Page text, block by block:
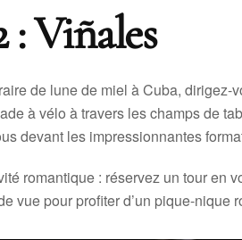
: Viñales
de lune de miel à Cuba,
à vélo à travers les champs de
devant les impressionnantes
romantique : réservez un tour
vue pour profiter d’un pique-nique